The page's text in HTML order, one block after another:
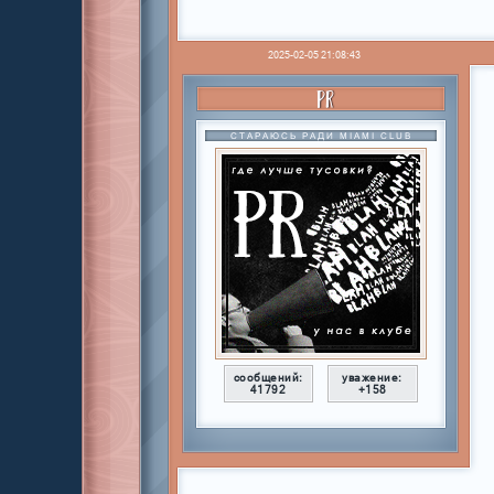
2025-02-05 21:08:43
PR
СТАРАЮСЬ РАДИ MIAMI CLUB
сообщений:
41792
уважение:
+158